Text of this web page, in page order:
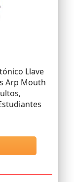
Llave
Arp Mouth